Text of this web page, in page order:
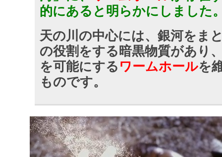
的にあると明らかにしました
天の川の中心には、銀河をま
の役割をする暗黒物質があり
を可能にする ワームホールを
ものです。